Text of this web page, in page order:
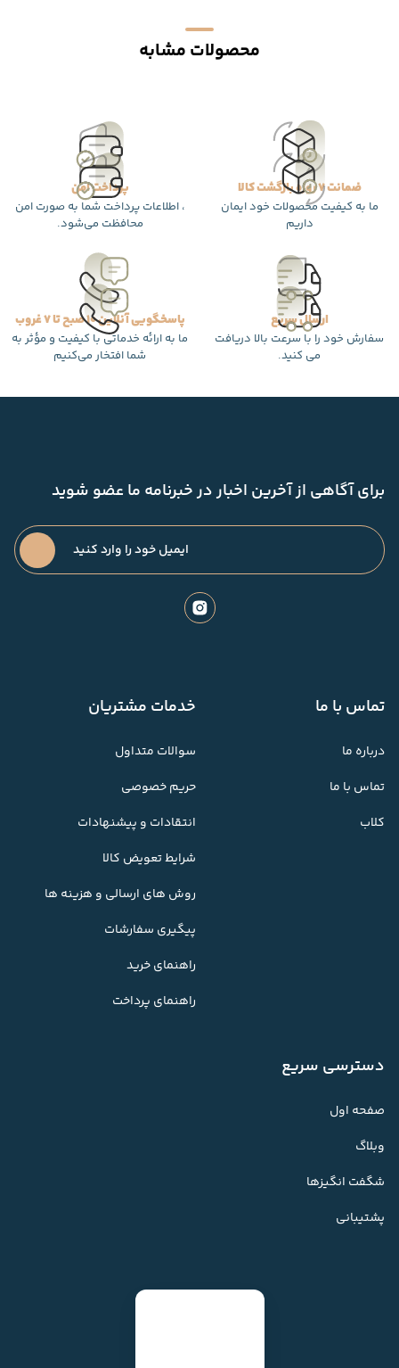
محصولات مشابه
ضمانت 7 روزه بازگشت کالا
ما به کیفیت محصولات خود ایمان
داریم
پرداخت امن
، اطلاعات پرداخت شما به صورت امن
محافظت می‌شود.
ارسال سریع
سفارش خود را با سرعت بالا دریافت
می کنید.
پاسخگویی آنلاین 10 صبح تا 7 غروب
ما به ارائه خدماتی با کیفیت و مؤثر به
شما افتخار می‌کنیم
برای آگاهی از آخرین اخبار در خبرنامه ما عضو شوید
تماس با ما
درباره ما
تماس با ما
کلاب
خدمات مشتریان
سوالات متداول
حریم خصوصی
انتقادات و پیشنهادات
شرایط تعویض کالا
روش های ارسالی و هزینه ها
پیگیری سفارشات
راهنمای خرید
راهنمای پرداخت
دسترسی سریع
صفحه اول
وبلاگ
شگفت انگیزها
پشتیبانی